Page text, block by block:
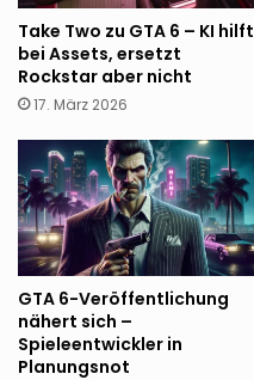
Take Two zu GTA 6 – KI hilft
bei Assets, ersetzt
Rockstar aber nicht
17. März 2026
GTA 6-Veröffentlichung
nähert sich –
Spieleentwickler in
Planungsnot